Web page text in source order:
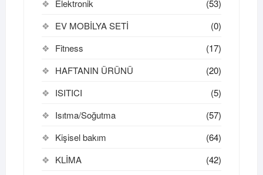
Elektronik
(53)
EV MOBİLYA SETİ
(0)
Fitness
(17)
HAFTANIN ÜRÜNÜ
(20)
ISITICI
(5)
Isıtma/Soğutma
(57)
Kişisel bakım
(64)
KLİMA
(42)